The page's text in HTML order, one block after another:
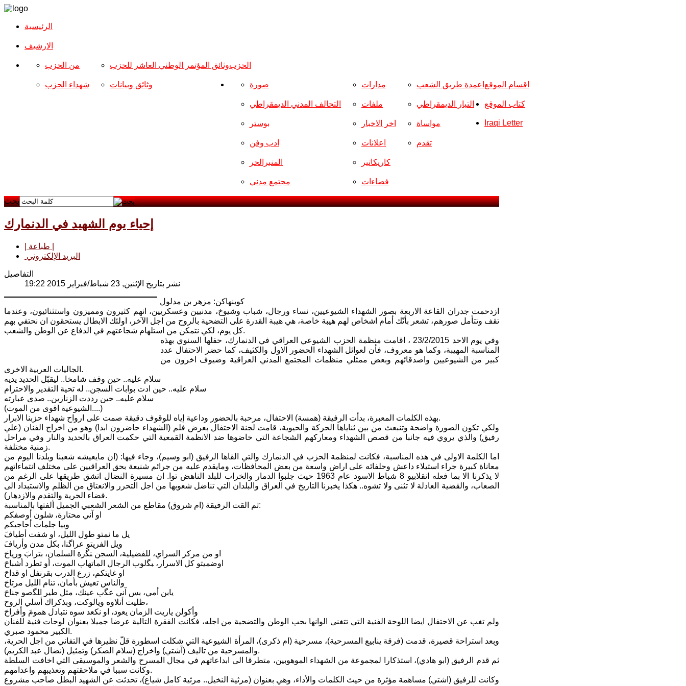
الرئيسية
الارشیف
الحزب من الحزب
شهداء الحزب
وثائق المؤتمر الوطني العاشر للحزب
وثائق وبيانات اقسام الموقع صورة
التحالف المدني الديمقراطي
بوستر
ادب وفن
المنبرالحر
مجتمع مدني
مدارات
ملفات
اخر الاخبار
اعلانات
كاريكاتير
فضاءات
اعمدة طريق الشعب
التيار الديمقراطي
مواساة
تقدم
كتاب الموقع
Iraqi Letter
بحث
إحياء يوم الشهيد في الدنمارك
البريد الإلكتروني
التفاصيل
نشر بتاريخ الإثنين, 23 شباط/فبراير 2015 19:22
كوبنهاكن: مزهر بن مدلول
ازدحمت جدران القاعة الاربعة بصور الشهداء الشيوعيين، نساء ورجال، شباب وشيوخ، مدنيين وعسكريين، انهم كثيرون ومميزون واستثنائيون، وعندما
تقف وتتأمل صورهم، تشعر بأنّك أمام اشخاص لهم هيبة خاصة، هي هيبة القدرة على التضحية بالروح من اجل الآخر، اولئك الابطال يستحقون ان نحتفي بهم
كل يوم، لكي نتمكن من استلهام شجاعتهم في الدفاع عن الوطن والشعب.
وفي يوم الاحد 23/2/2015 ، اقامت منظمة الحزب الشيوعي العراقي في الدنمارك، حفلها
السنوي بهذه
المناسبة المهيبة، وكما هو معروف، فأن لعوائل الشهداء الحضور الاول والكثيف، كما حضر الاحتفال عدد
كبير من الشيوعيين واصدقائهم وبعض ممثلي منظمات المجتمع المدني العراقية وضيوف اخرون من
الجاليات العربية الاخرى.
سلام عليه.. حين وقف شامخا.. ليقبّل الحديد يديه
سلام عليه.. حين ادت بوابات السجن.. له تحية التقدير والاحترام
سلام عليه.. حين رددت الزنازين.. صدى عبارته
(الشيوعية اقوى من الموت....)
بهذه الكلمات المعبرة، بدأت الرفيقة (همسة) الاحتفال، مرحبة بالحضور وداعية إياه للوقوف دقيقة صمت على ارواح شهداء حزبنا الابرار.
ولكي تكون الصورة واضحة وتنبعث من بين ثناياها الحركة والحيوية، قامت لجنة الاحتفال بعرض فلم (الشهداء حاضرون ابدا) وهو من اخراج الفنان (علي
رفيق) والذي يروي فيه جانبا من قصص الشهداء ومعاركهم الشجاعة التي خاضوها ضد الانظمة القمعية التي حكمت العراق بالحديد والنار وفي مراحل
زمنية مختلفة.
اما الكلمة الاولى في هذه المناسبة، فكانت لمنظمة الحزب في الدنمارك والتي القاها الرفيق (ابو وسيم)، وجاء فيها: (ان مايعيشه شعبنا وبلدنا اليوم من
معاناة كبيرة جراء استيلاء داعش وحلفائه على اراض واسعة من بعض المحافظات، ومايقدم عليه من جرائم شنيعة بحق العراقيين على مختلف انتماءاتهم
لا يذكرنا الا بما فعله انقلابيو 8 شباط الاسود عام 1963 حيث جلبوا الدمار والخراب للبلد الناهض توا. ان مسيرة النضال اتشق طريقها على الرغم من
الصعاب، والقضية العادلة لا تثنى ولا تشوه.. هكذا يخبرنا التاريخ في العراق والبلدان التي تناضل شعوبها من اجل التحرر والانعتاق من الظلم والاستبداد الى
فضاء الحرية والتقدم والازدهار).
ثم القت الرفيقة (ام شروق) مقاطع من الشعر الشعبي الجميل ألفتها بالمناسبة:
او آني محتارة، شلون أوصفكم
وبيا جلمات أحاجيكم
يل ما نمتو طول الليل، او شفت أطيافَ
ويل الفريتو عراﮔﻨا، بكل مدن وأريافَ
او من مركز السراي، للفضيلية، السجن ﻨﮕرة السلمان، بترابَ ورياحَ
اوضميتو كل الاسرار، ﺒﮕلوب الرجال الماتهاب الموت، أو تطرد أشباحَ
او غايتكم، زرع الدرب بقرنفل او قداحَ
والناس تعيش بأمان، تنام الليل مرتاحَ
يابن أمي، بس آني ﻋﮕﺏ عينك، مثل طير اﻠﮕصو جناحَ
ظليت أتلاوه ويالوكت، وبذكراك أسلي الروح،
وأكولن ياريت الزمان يعود، او نكعد سوه نتبادل همومَ وأفراحَ
ولم تغب عن الاحتفال ايضا اللوحة الفنية التي تتغنى الوانها بحب الوطن والتضحية من اجله، فكانت الفقرة التالية عرضا جميلا بعنوان لوحات فنية للفنان
الكبير محمود صبري.
وبعد استراحة قصيرة، قدمت (فرقة ينابيع المسرحية)، مسرحية (ام ذكرى)، المرأة الشيوعية التي شكلت اسطورة قلّ نظيرها في التفاني من اجل الحرية،
والمسرحية من تاليف (آشتي) واخراج (سلام الصكر) وتمثيل (نضال عبد الكريم).
ثم قدم الرفيق (ابو هادي)، استذكارا لمجموعة من الشهداء الموهوبين، متطرقا الى ابداعاتهم في مجال المسرح والشعر والموسيقى التي اخافت السلطة
وكانت سببا في ملاحقتهم وتعذيبهم واعدامهم.
وكانت للرفيق (اشتي) مساهمة مؤثرة من حيث الكلمات والأداء، وهي بعنوان (مرثية النخيل.. مرثية كامل شياع)، تحدثت عن الشهيد البطل صاحب مشروع